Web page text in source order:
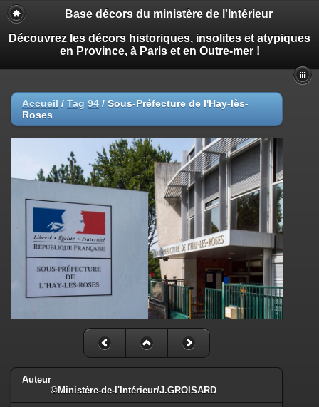
Base décors du ministère de l'Intérieur
Découvrez les décors historiques, insolites et atypiques
en Province, à Paris et en Outre-mer !
Accueil / Tag 94 / Sous-Préfecture de l'Hay-lès-
Roses
Auteur
©Ministère-de-l'Intérieur/J.GROISARD